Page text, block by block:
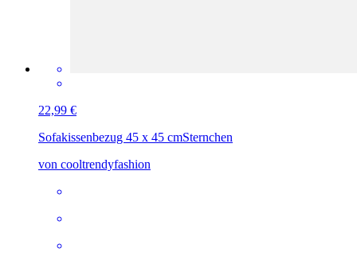
22,99 €
Sofakissenbezug 45 x 45 cmSternchen
von cooltrendyfashion